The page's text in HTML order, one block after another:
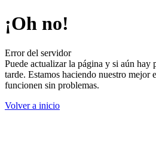
¡Oh no!
Error del servidor
Puede actualizar la página y si aún hay
tarde. Estamos haciendo nuestro mejor
funcionen sin problemas.
Volver a inicio